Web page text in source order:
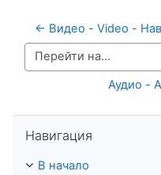
← Видео - Video -
Перейти на...
Аудио -
Навигация
В начало